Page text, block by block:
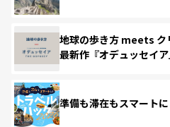
地球の歩き方 meets ク
最新作『オデュッセイア
準備も滞在もスマート